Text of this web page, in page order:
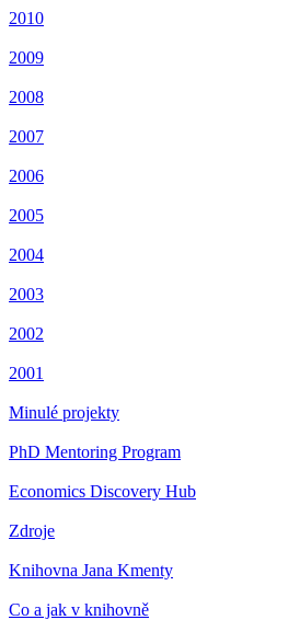
2010
2009
2008
2007
2006
2005
2004
2003
2002
2001
Minulé projekty
PhD Mentoring Program
Economics Discovery Hub
Zdroje
Knihovna Jana Kmenty
Co a jak v knihovně